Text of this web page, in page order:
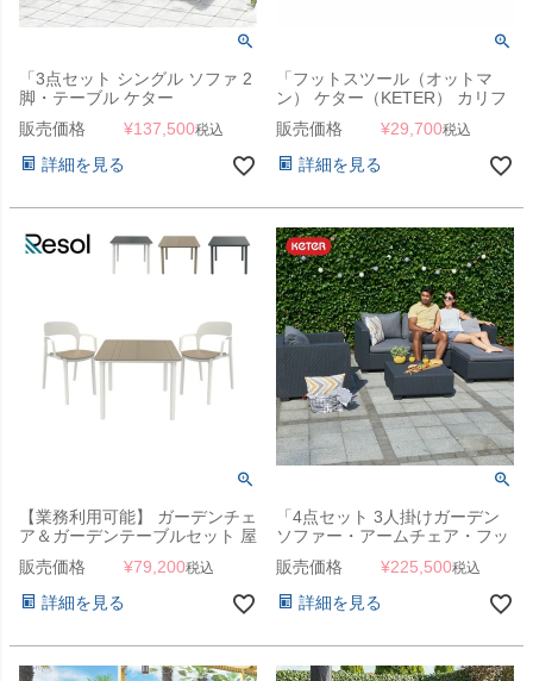
「3点セット シングル ソファ 2
脚・テーブル ケター
（KETER） サルタ （Salta
SINGLE SOFA DUO SET）」
販売価格 ¥137,500税込
詳細を見る
「フットスツール（オットマ
ン） ケター（KETER） カリフ
ォルニア（California Footstool
154374）」
販売価格 ¥29,700税込
詳細を見る
【業務利用可能】 ガーデンチェ
ア＆ガーデンテーブルセット 屋
外 「Resol Noa リソル ノア テ
ーブル 90×90 ＆ Ona オナ アー
ムチェア 3点セット」
販売価格 ¥79,200税込
詳細を見る
「4点セット 3人掛けガーデン
ソファー・アームチェア・フッ
トスツール（オットマン）・テ
ーブル ケター （KETER） サル
タ」【単品販売可】
販売価格 ¥225,500税込
詳細を見る